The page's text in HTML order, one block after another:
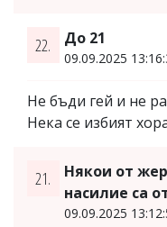
22. До 21
09.09.2025
Не бъди гей и не
Нека се избият
21.
Някои от
насилие са
09.09.2025